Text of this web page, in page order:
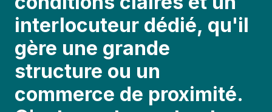
interlocuteur dédié, qu'il
gère une grande
structure ou un
commerce de proximité.